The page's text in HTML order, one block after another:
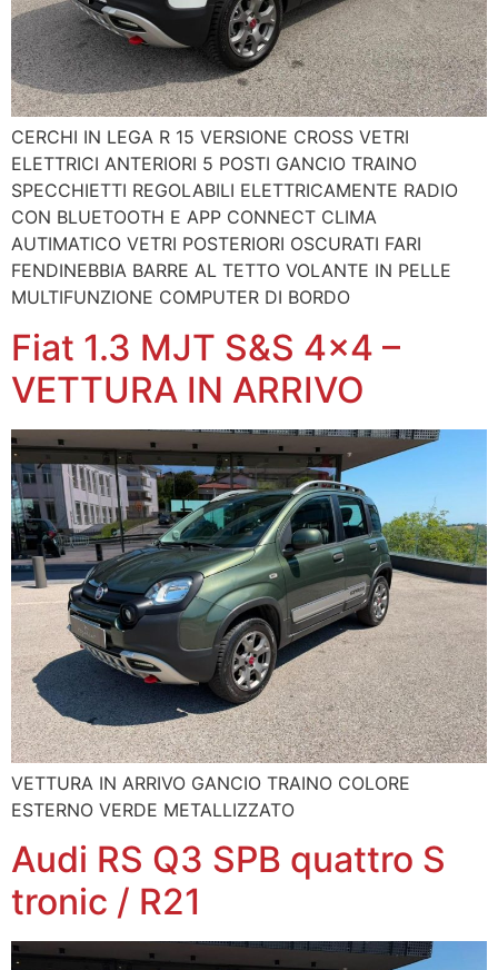
CERCHI IN LEGA R 15 VERSIONE CROSS VETRI
ELETTRICI ANTERIORI 5 POSTI GANCIO TRAINO
SPECCHIETTI REGOLABILI ELETTRICAMENTE RADIO
CON BLUETOOTH E APP CONNECT CLIMA
AUTIMATICO VETRI POSTERIORI OSCURATI FARI
FENDINEBBIA BARRE AL TETTO VOLANTE IN PELLE
MULTIFUNZIONE COMPUTER DI BORDO
Fiat 1.3 MJT S&S 4×4 –
VETTURA IN ARRIVO
VETTURA IN ARRIVO GANCIO TRAINO COLORE
ESTERNO VERDE METALLIZZATO
Audi RS Q3 SPB quattro S
tronic / R21